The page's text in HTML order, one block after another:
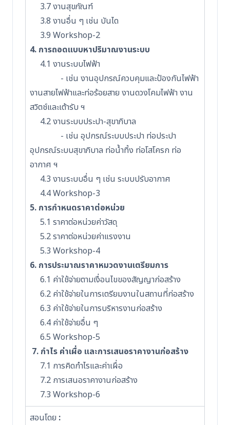
3.7 งานสุขภัณฑ์
3.8 งานอื่น ๆ เช่น บันได
3.9 Workshop-2
4. การถอดแบบหาปริมาณงานระบบ
4.1 งานระบบไฟฟ้า
- เช่น งานอุปกรณ์ควบคุมและป้องกันไฟฟ้า
งานสายไฟฟ้าและท่อร้อยสาย งานดวงโคมไฟฟ้า งาน
สวิตช์และเต้ารับ ฯ
4.2 งานระบบประปา-สุขาภิบาล
- เช่น อุปกรณ์ระบบประปา ท่อประปา
อุปกรณ์ระบบสุขาภิบาล ท่อน้ำทิ้ง ท่อโสโครก ท่อ
อากาศ ฯ
4.3 งานระบบอื่น ๆ เช่น ระบบปรับอากาศ
4.4 Workshop-3
5. การกำหนดราคาต่อหน่วย
5.1 ราคาต่อหน่วยค่าวัสดุ
5.2 ราคาต่อหน่วยค่าแรงงาน
5.3 Workshop-4
6. การประมาณราคาหมวดงานเตรียมการ
6.1 ค่าใช้จ่ายตามเงื่อนไขของสัญญาก่อสร้าง
6.2 ค่าใช้จ่ายในการเตรียมงานในสถานที่ก่อสร้าง
6.3 ค่าใช้จ่ายในการบริหารงานก่อสร้าง
6.4 ค่าใช้จ่ายอื่น ๆ
6.5 Workshop-5
7. กำไร ค่าเผื่อ และการเสนอราคางานก่อสร้าง
7.1 การคิดกำไรและค่าเผื่อ
7.2 การเสนอราคางานก่อสร้าง
7.3 Workshop-6
สอนโดย :